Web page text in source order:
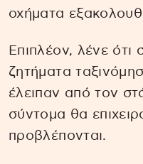
οχήματα
Επιπλέον, λένε ότι
ζητήματα
έλειπαν από τον
σύντομα θα
προβλέπονται.